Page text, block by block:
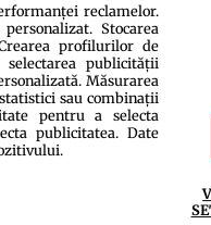
reclamelor.
Stocarea
profilurilor de
publicității
Măsurarea
sau combinații
pentru a selecta
publicitatea. Date